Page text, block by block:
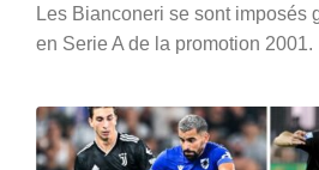
Les Bianconeri se sont imposés
en Serie A de la promotion 2001.